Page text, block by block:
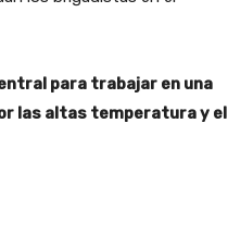
para trabajar en una
las altas temperatura y el